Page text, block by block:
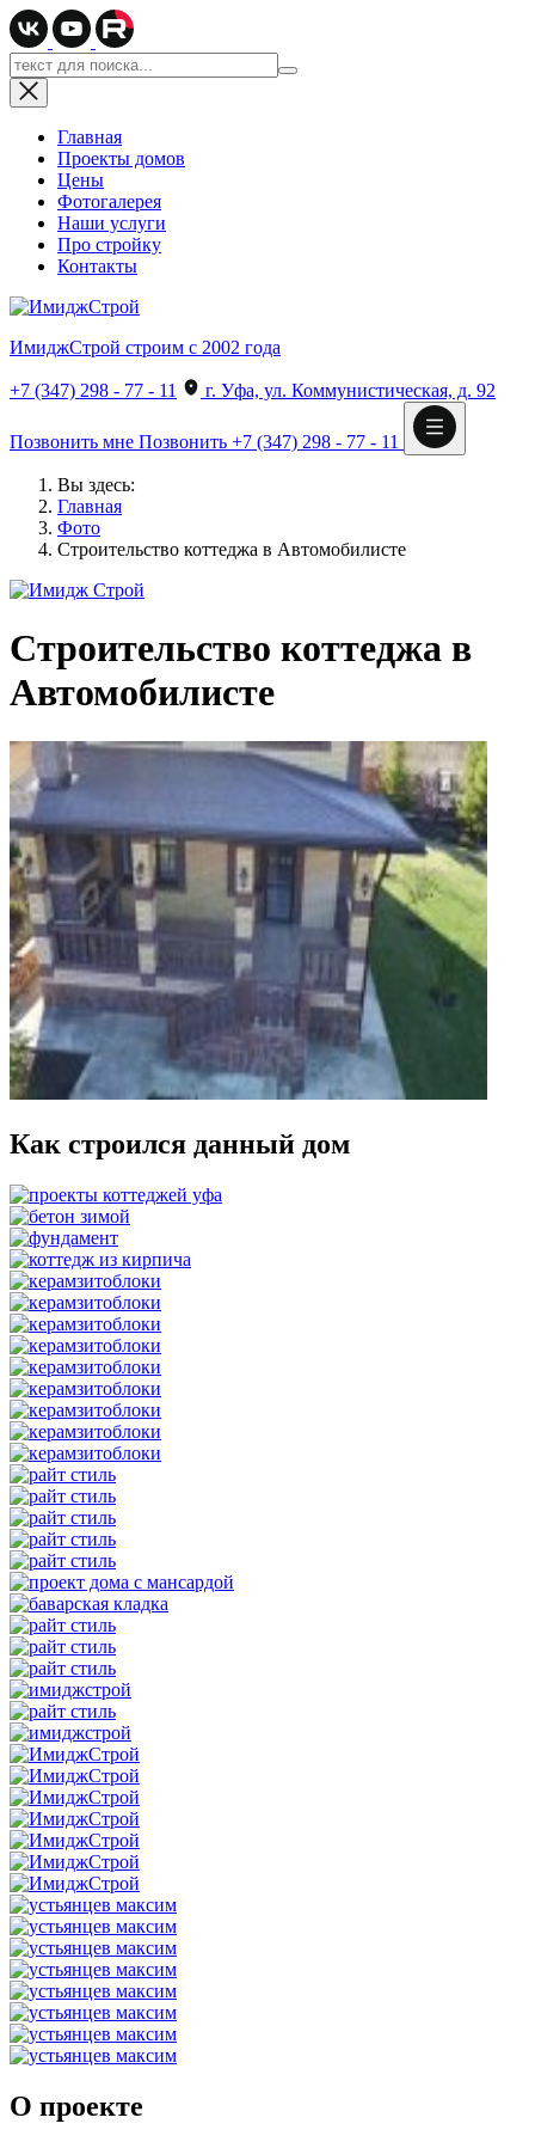
Главная
Проекты домов
Цены
Фотогалерея
Наши услуги
Про стройку
Контакты
ИмиджСтрой строим с 2002 года
+7 (347) 298 - 77 - 11 г. Уфа, ул. Коммунистическая, д. 92
Позвонить мне Позвонить +7 (347) 298 - 77 - 11
Вы здесь:
Главная
Фото
Строительство коттеджа в Автомобилисте
Строительство коттеджа в
Автомобилисте
Как строился данный дом
О проекте